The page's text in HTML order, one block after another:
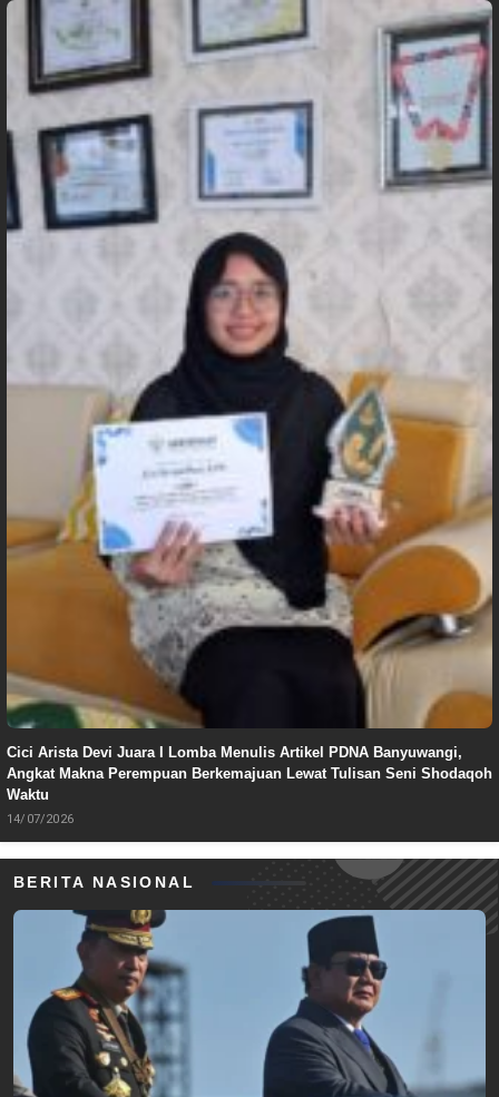
Cici Arista Devi Juara I Lomba Menulis Artikel PDNA Banyuwangi,
Angkat Makna Perempuan Berkemajuan Lewat Tulisan Seni Shodaqoh
Waktu
14/07/2026
BERITA NASIONAL